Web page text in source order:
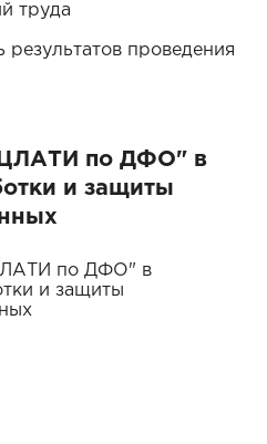
труда
результатов проведения
по ДФО" в
и защиты
по ДФО" в
и защиты